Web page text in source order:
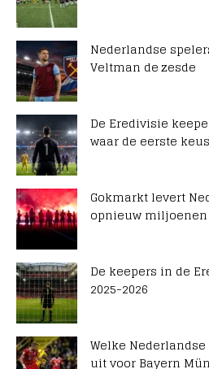
Nederlandse
Veltman de zesde
De Eredivisie
waar de eerste
Gokmarkt levert
opnieuw
De keepers in de
2025-2026
Welke
uit voor Bayern